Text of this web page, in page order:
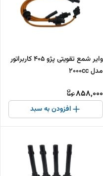
وایر شمع تقویتی پژو 405 کاربراتور
مدل 2000cc
858,000
افزودن به سبد